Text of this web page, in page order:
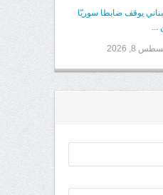
يوقف ضابطا سوريّا
...
8, 2026